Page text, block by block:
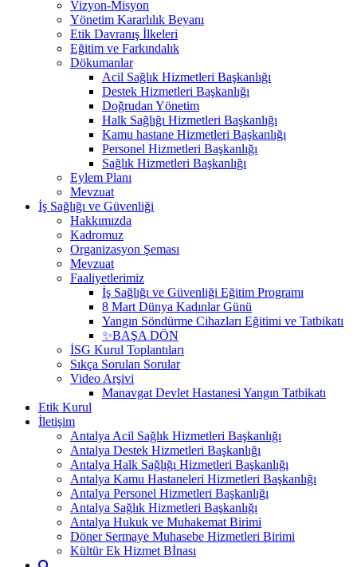
Vizyon-Misyon
Yönetim Kararlılık Beyanı
Etik Davranış İlkeleri
Eğitim ve Farkındalık
Dökumanlar
Acil Sağlık Hizmetleri Başkanlığı
Destek Hizmetleri Başkanlığı
Doğrudan Yönetim
Halk Sağlığı Hizmetleri Başkanlığı
Kamu hastane Hizmetleri Başkanlığı
Personel Hizmetleri Başkanlığı
Sağlık Hizmetleri Başkanlığı
Eylem Planı
Mevzuat
İş Sağlığı ve Güvenliği
Hakkımızda
Kadromuz
Organizasyon Şeması
Mevzuat
Faaliyetlerimiz
İş Sağlığı ve Güvenliği Eğitim Programı
8 Mart Dünya Kadınlar Günü
Yangın Söndürme Cihazları Eğitimi ve Tatbikatı
✨BAŞA DÖN
İSG Kurul Toplantıları
Sıkça Sorulan Sorular
Video Arşivi
Manavgat Devlet Hastanesi Yangın Tatbikatı
Etik Kurul
İletişim
Antalya Acil Sağlık Hizmetleri Başkanlığı
Antalya Destek Hizmetleri Başkanlığı
Antalya Halk Sağlığı Hizmetleri Başkanlığı
Antalya Kamu Hastaneleri Hizmetleri Başkanlığı
Antalya Personel Hizmetleri Başkanlığı
Antalya Sağlık Hizmetleri Başkanlığı
Antalya Hukuk ve Muhakemat Birimi
Döner Sermaye Muhasebe Hizmetleri Birimi
Kültür Ek Hizmet Bİnası